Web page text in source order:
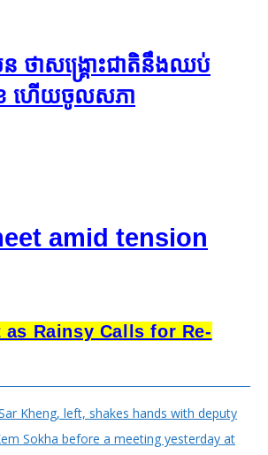
ថា​សង្គ្រោះ​ជាតិ​នឹង​ឈប់​
ខ ​ហើយ​ចូល​សភា​
amid tension
as Rainsy Calls for Re-